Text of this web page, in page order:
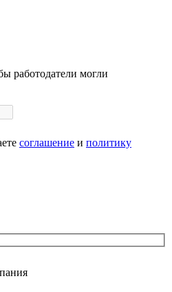
работодатели могли
соглашение и политику